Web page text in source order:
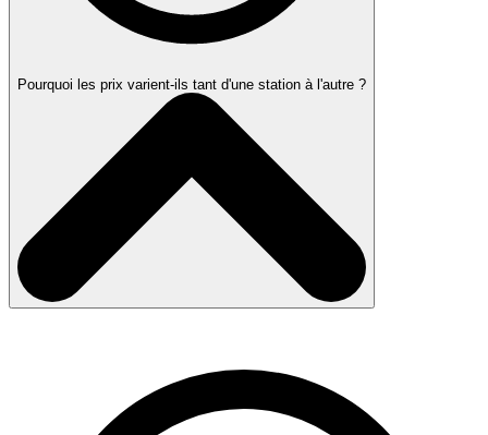
Pourquoi les prix varient-ils tant d'une station à l'autre ?